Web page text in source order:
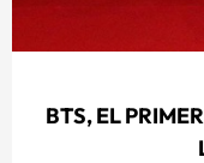
BTS, EL